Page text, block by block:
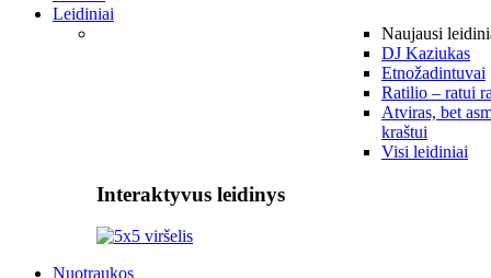
Leidiniai
Naujausi
DJ Kaziukas
Etnožadintuvai
Ratilio – ratui
Atviras, bet
kraštui
Visi leidiniai
Interaktyvus leidinys
Nuotraukos